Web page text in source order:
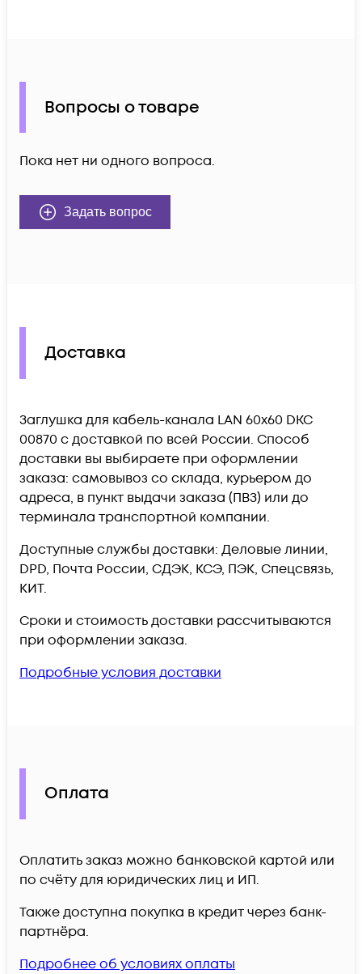
Вопросы о товаре
Пока нет ни одного вопроса.
Задать вопрос
Доставка
Заглушка для кабель-канала LAN 60х60 DKC
00870 c доставкой по всей России. Способ
доставки вы выбираете при оформлении
заказа: самовывоз со склада, курьером до
адреса, в пункт выдачи заказа (ПВЗ) или до
терминала транспортной компании.
Доступные службы доставки: Деловые линии,
DPD, Почта России, СДЭК, КСЭ, ПЭК, Спецсвязь,
КИТ.
Сроки и стоимость доставки рассчитываются
при оформлении заказа.
Подробные условия доставки
Оплата
Оплатить заказ можно банковской картой или
по счёту для юридических лиц и ИП.
Также доступна покупка в кредит через банк-
партнёра.
Подробнее об условиях оплаты